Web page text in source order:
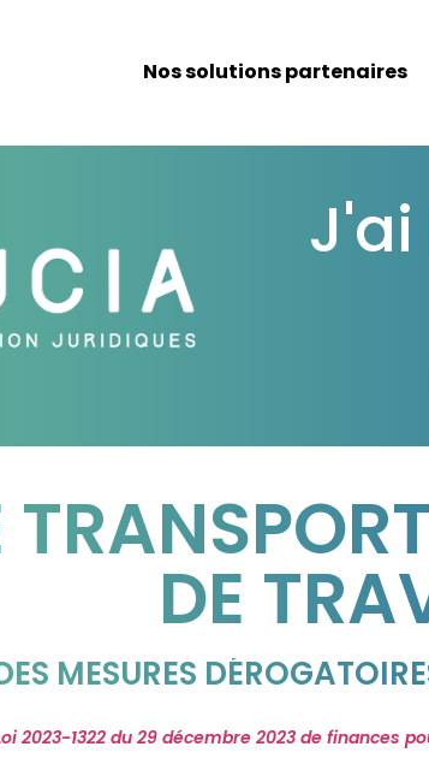
Nos solutions partenaires
DE
MESURES
2023-1322 du 29 décembre 2023 de finances